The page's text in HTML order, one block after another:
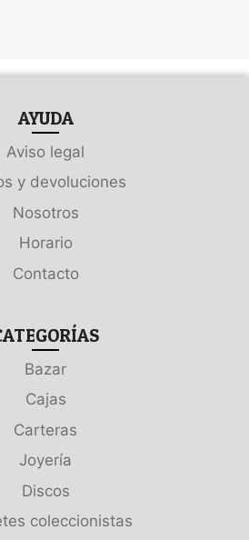
AYUDA
Aviso legal
y devoluciones
Nosotros
Horario
Contacto
Bazar
Cajas
Carteras
Joyería
Discos
coleccionistas